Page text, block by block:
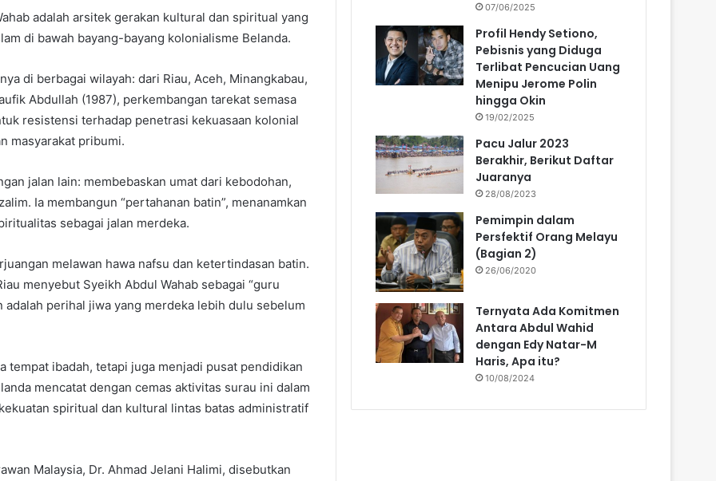
adalah arsitek gerakan kultural dan spiritual yang
di bawah bayang-bayang kolonialisme Belanda.
di berbagai wilayah: dari Riau, Aceh, Minangkabau,
Abdullah (1987), perkembangan tarekat semasa
resistensi terhadap penetrasi kekuasaan kolonial
masyarakat pribumi.
jalan lain: membebaskan umat dari kebodohan,
Ia membangun “pertahanan batin”, menanamkan
sebagai jalan merdeka.
melawan hawa nafsu dan ketertindasan batin.
menyebut Syeikh Abdul Wahab sebagai “guru
perihal jiwa yang merdeka lebih dulu sebelum
tempat ibadah, tetapi juga menjadi pusat pendidikan
mencatat dengan cemas aktivitas surau ini dalam
spiritual dan kultural lintas batas administratif
Malaysia, Dr. Ahmad Jelani Halimi, disebutkan
07/06/2025
Profil Hendy Setiono,
Pebisnis yang Diduga
Terlibat Pencucian Uang
Menipu Jerome Polin
hingga Okin
19/02/2025
Pacu Jalur 2023
Berakhir, Berikut Daftar
Juaranya
28/08/2023
Pemimpin dalam
Persfektif Orang Melayu
(Bagian 2)
26/06/2020
Ternyata Ada Komitmen
Antara Abdul Wahid
dengan Edy Natar-M
Haris, Apa itu?
10/08/2024